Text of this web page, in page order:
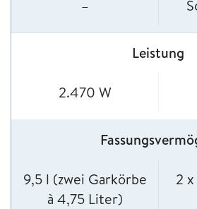
–
Leistung
2.470 W
9,5 l (zwei Garkörbe
à 4,75 Liter)
2